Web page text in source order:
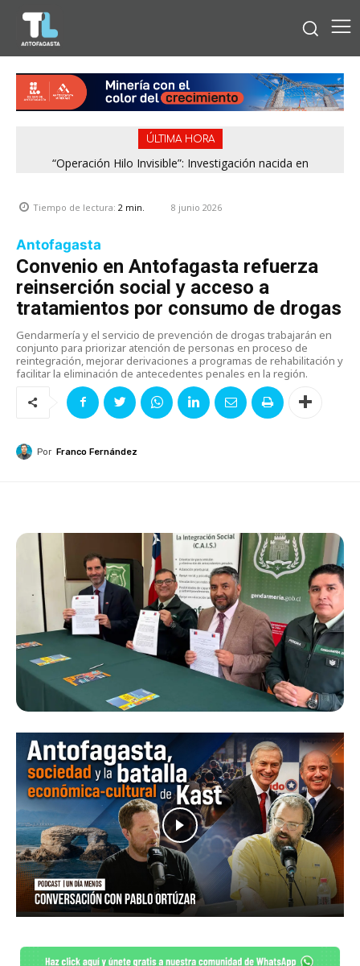
ÚLTIMA HORA
“Operación Hilo Invisible”: Investigación nacida en
Tiempo de lectura: 2 min. 8 junio 2026
Antofagasta
Convenio en Antofagasta refuerza
reinserción social y acceso a
tratamientos por consumo de drogas
Gendarmería y el servicio de prevención de drogas trabajarán en
conjunto para priorizar atención de personas en proceso de
reintegración, mejorar derivaciones a programas de rehabilitación y
facilitar la eliminación de antecedentes penales en la región.
Por Franco Fernández